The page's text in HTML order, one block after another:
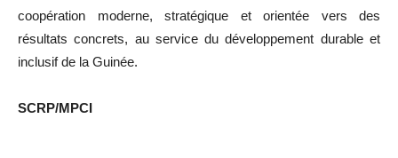
coopération moderne, stratégique et orientée vers des
résultats concrets, au service du développement durable et
inclusif de la Guinée.
SCRP/MPCI